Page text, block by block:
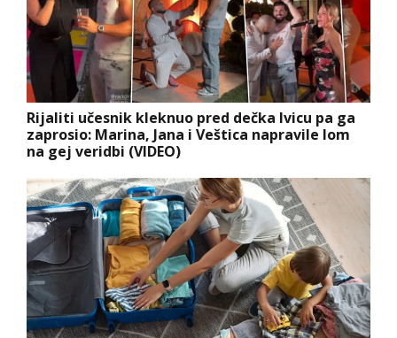
Rijaliti učesnik kleknuo pred dečka Ivicu pa ga
zaprosio: Marina, Jana i Veštica napravile lom
na gej veridbi (VIDEO)